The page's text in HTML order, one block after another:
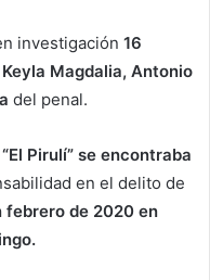
investigación 16
Magdalia, Antonio
del penal.
Pirulí” se encontraba
en el delito de
de 2020 en